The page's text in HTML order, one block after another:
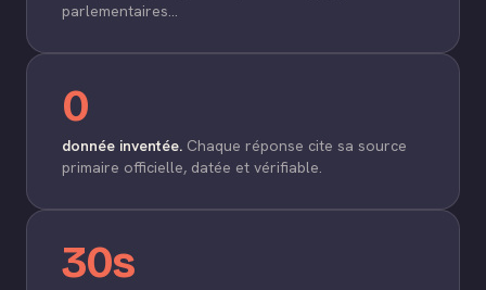
parlementaires…
0
donnée inventée. Chaque réponse cite sa source
primaire officielle, datée et vérifiable.
30s